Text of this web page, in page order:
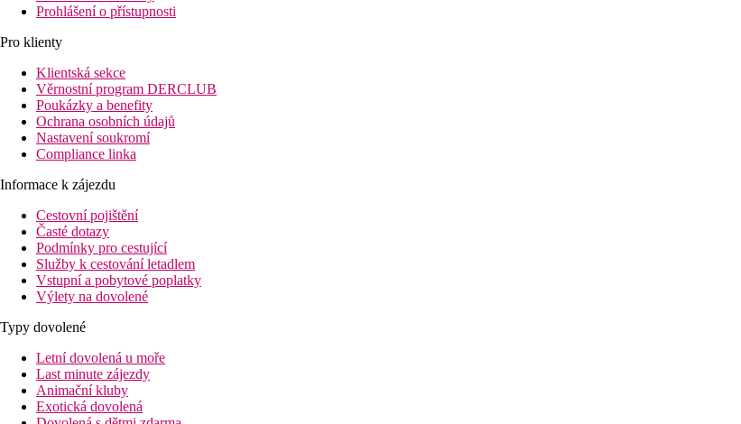
Prohlášení o přístupnosti
Pro klienty
Klientská sekce
Věrnostní program DERCLUB
Poukázky a benefity
Ochrana osobních údajů
Nastavení soukromí
Compliance linka
Informace k zájezdu
Cestovní pojištění
Časté dotazy
Podmínky pro cestující
Služby k cestování letadlem
Vstupní a pobytové poplatky
Výlety na dovolené
Typy dovolené
Letní dovolená u moře
Last minute zájezdy
Animační kluby
Exotická dovolená